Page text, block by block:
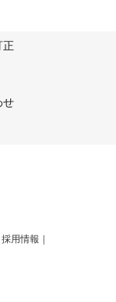
正
せ
採用情報